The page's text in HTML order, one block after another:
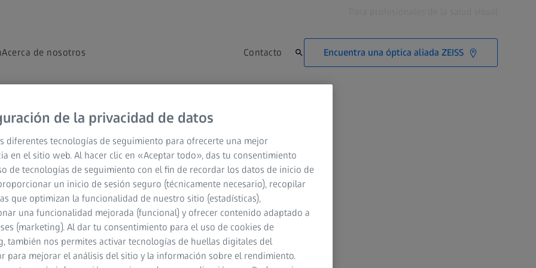
Acerca de nosotros Contacto Encuentra una óptica aliada ZEISS
compañía
Carl Zeiss Vision International GmbH.
de la privacidad de datos
diferentes tecnologías de seguimiento para ofrecerte una mejor
en el sitio web. Al hacer clic en «Aceptar todo», das tu consentimiento
de tecnologías de seguimiento con el fin de recordar los datos de inicio de
un inicio de sesión seguro (técnicamente necesario), recopilar
que optimizan la funcionalidad de nuestro sitio (estadísticas),
una funcionalidad mejorada (funcional) y ofrecer contenido adaptado a
(marketing). Al dar tu consentimiento para el uso de cookies de
también nos permites activar tecnologías de huellas digitales del
para mejorar el análisis del sitio y la información sobre el rendimiento.